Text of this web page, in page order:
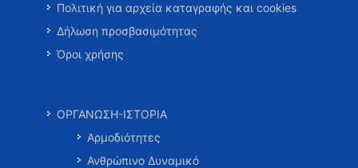
Πολιτική για αρχεία καταγραφής και cookies
Δήλωση προσβασιμότητας
Όροι χρήσης
ΟΡΓΑΝΩΣΗ-ΙΣΤΟΡΙΑ
Αρμοδιότητες
Ανθρώπινο Δυναμικό